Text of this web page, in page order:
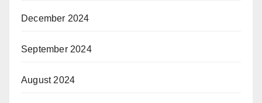
December 2024
September 2024
August 2024